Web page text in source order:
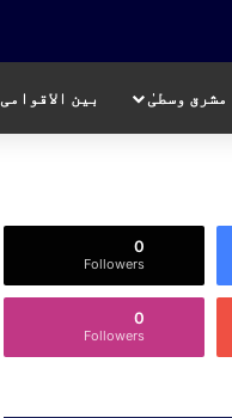
مشرق وسطیٰ بین الاقوامی
0
Followers
0
Followers